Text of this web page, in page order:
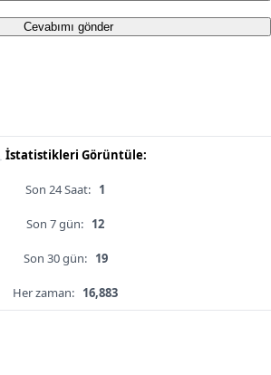
Cevabımı gönder
İstatistikleri Görüntüle:
Son 24 Saat: 1
Son 7 gün: 12
Son 30 gün: 19
Her zaman: 16,883